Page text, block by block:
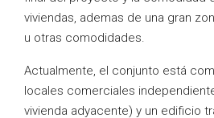
viviendas, ademas de una gran
u otras comodidades.
Actualmente, el conjunto está
locales comerciales
vivienda adyacente) y un edificio